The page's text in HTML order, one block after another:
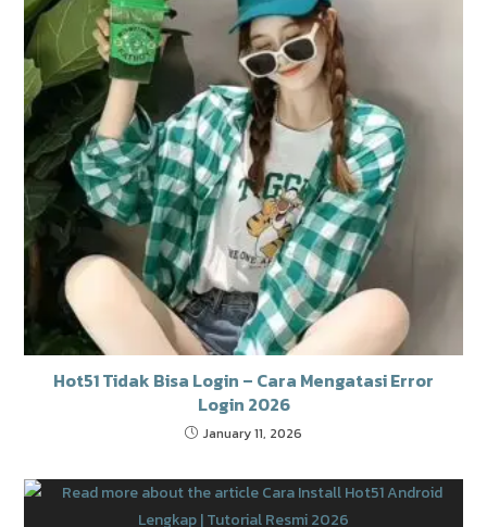
Hot51 Tidak Bisa Login – Cara Mengatasi Error
Login 2026
January 11, 2026